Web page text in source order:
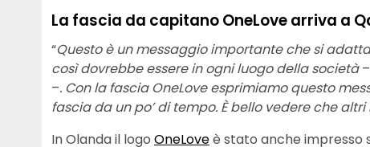
La fascia da capitano OneLove arriva a
“Questo è un messaggio importante che si
così dovrebbe essere in ogni luogo della società
–. Con la fascia OneLove esprimiamo questo
fascia da un po’ di tempo. È bello vedere che
In Olanda il logo OneLoveè stato anche impresso